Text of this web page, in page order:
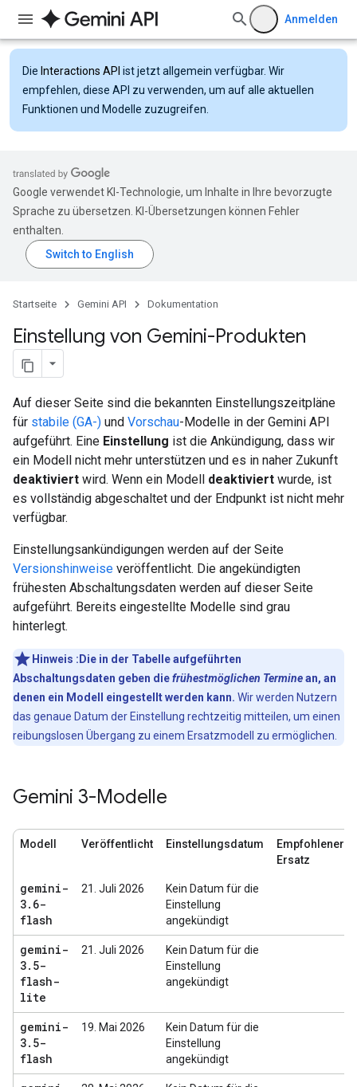
Anmelden
Die Interactions API ist jetzt allgemein verfügbar. Wir
empfehlen, diese API zu verwenden, um auf alle aktuellen
Funktionen und Modelle zuzugreifen.
Google verwendet KI-Technologie, um Inhalte in Ihre bevorzugte
Sprache zu übersetzen. KI-Übersetzungen können Fehler
enthalten.
Startseite Gemini API Dokumentation
Einstellung von Gemini-Produkten
Auf dieser Seite sind die bekannten Einstellungszeitpläne
für stabile (GA-) und Vorschau-Modelle in der Gemini API
aufgeführt. Eine Einstellung ist die Ankündigung, dass wir
ein Modell nicht mehr unterstützen und es in naher Zukunft
deaktiviert wird. Wenn ein Modell deaktiviert wurde, ist
es vollständig abgeschaltet und der Endpunkt ist nicht mehr
verfügbar.
Einstellungsankündigungen werden auf der Seite
Versionshinweise veröffentlicht. Die angekündigten
frühesten Abschaltungsdaten werden auf dieser Seite
aufgeführt. Bereits eingestellte Modelle sind grau
hinterlegt.
Hinweis :Die in der Tabelle aufgeführten
Abschaltungsdaten geben diefrühestmöglichen Terminean, an
denen ein Modell eingestellt werden kann. Wir werden Nutzern
das genaue Datum der Einstellung rechtzeitig mitteilen, um einen
reibungslosen Übergang zu einem Ersatzmodell zu ermöglichen.
Gemini 3-Modelle
Modell Veröffentlicht Einstellungsdatum
Empfohlener
Ersatz
gemini-
3. 6-
flash
21. Juli 2026
Kein Datum für die
Einstellung
angekündigt
gemini-
3. 5-
flash-
lite
21. Juli 2026
Kein Datum für die
Einstellung
angekündigt
gemini-
3. 5-
flash
19. Mai 2026
Kein Datum für die
Einstellung
angekündigt